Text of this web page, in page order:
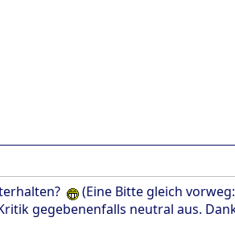
(Eine Bitte gleich
gegebenenfalls neutral aus.